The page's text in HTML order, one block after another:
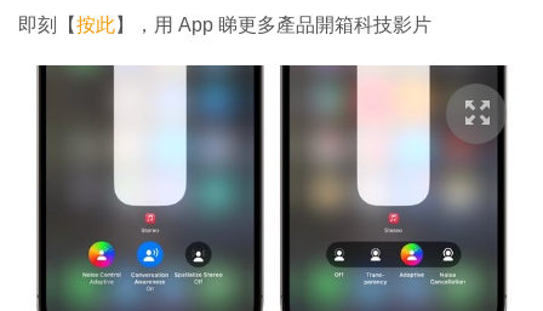
片
即刻【按此】，用 App 睇更多產品開箱科技影片